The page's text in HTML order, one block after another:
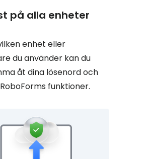
på alla enheter
enhet eller
du använder kan du
åt dina lösenord och
funktioner.